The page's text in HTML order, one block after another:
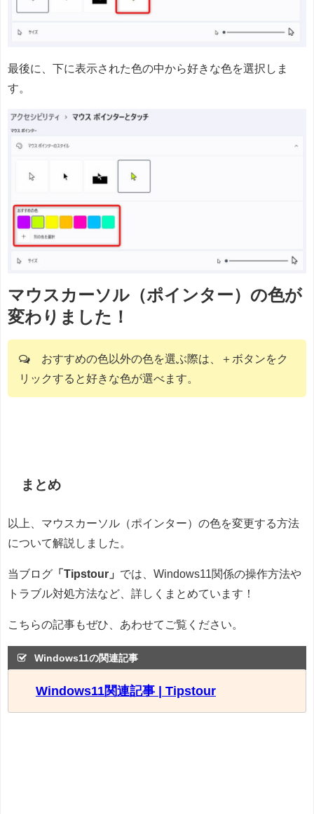
最後に、下に表示された色の中から好きな色を選択しま
す。
マウスカーソル（ポインター）の色が
変わりました！
おすすめの色以外の色を選ぶ際は、＋ボタンをク
リックすると好きな色が選べます。
まとめ
以上、マウスカーソル（ポインター）の色を変更する方法
について解説しました。
当ブログ 「Tipstour」 では、Windows11関係の操作方法や
トラブル対処方法など、詳しくまとめています！
こちらの記事もぜひ、あわせてご覧ください。
Windows11の関連記事
Windows11関連記事 | Tipstour